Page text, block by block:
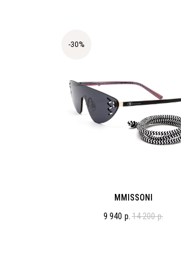
-30%
MMISSONI
9 940 р. 14 200 р.